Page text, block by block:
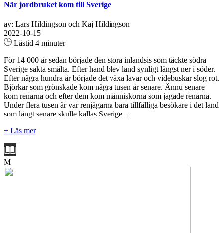
När jordbruket kom till Sverige
av: Lars Hildingson och Kaj Hildingson
2022-10-15
Lästid 4 minuter
För 14 000 år sedan började den stora inlandsis som täckte södra
Sverige sakta smälta. Efter hand blev land synligt längst ner i söder.
Efter några hundra år började det växa lavar och videbuskar slog rot.
Björkar som grönskade kom några tusen år senare. Ännu senare
kom renarna och efter dem kom människorna som jagade renarna.
Under flera tusen år var renjägarna bara tillfälliga besökare i det land
som långt senare skulle kallas Sverige...
+ Läs mer
M